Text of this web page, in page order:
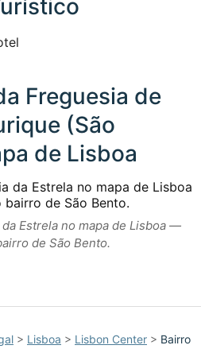
Freguesia de
(São
de Lisboa
Estrela no mapa de Lisboa —
de São Bento.
> Lisboa > Lisbon Center > Bairro